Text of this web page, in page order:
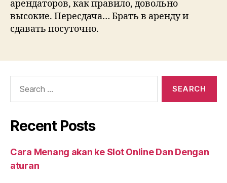
арендаторов, как правило, довольно
высокие. Пересдача… Брать в аренду и
сдавать посуточно.
Recent Posts
Cara Menang akan ke Slot Online Dan Dengan
aturan